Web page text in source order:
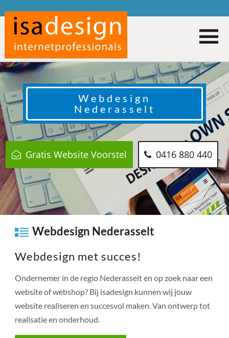
Webdesign
Nederasselt
Gratis Website Voorstel 0416 880 440
Webdesign Nederasselt
Webdesign met succes!
Ondernemer in de regio Nederasselten op zoek naar een
website of webshop? Bij isadesign kunnen wij jouw
website realiseren en succesvol maken. Van ontwerp tot
realisatie en onderhoud.